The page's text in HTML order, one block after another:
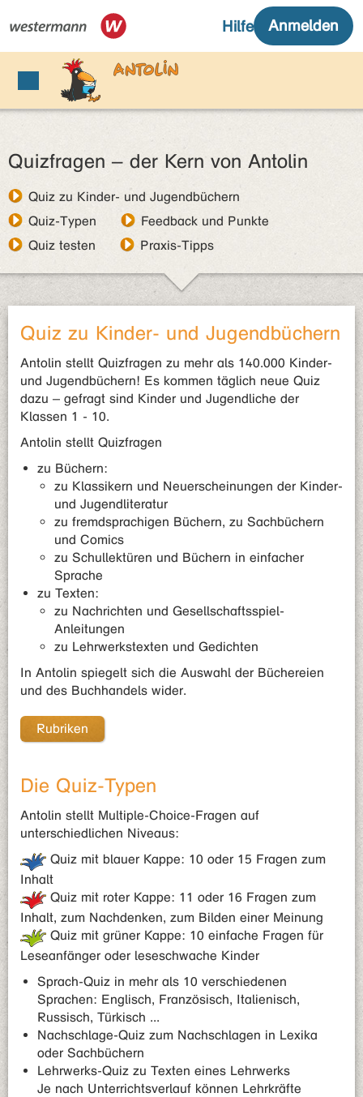
Quizfragen – der Kern von Antolin
Quiz zu Kinder- und Jugendbüchern
Quiz-Typen
Feedback und Punkte
Quiz testen
Praxis-Tipps
Quiz zu Kinder- und Jugendbüchern
Antolin stellt Quizfragen zu mehr als 140.000 Kinder-
und Jugendbüchern! Es kommen täglich neue Quiz
dazu – gefragt sind Kinder und Jugendliche der
Klassen 1 - 10.
Antolin stellt Quizfragen
zu Büchern:
zu Klassikern und Neuerscheinungen der Kinder-
und Jugendliteratur
zu fremdsprachigen Büchern, zu Sachbüchern
und Comics
zu Schullektüren und Büchern in einfacher
Sprache
zu Texten:
zu Nachrichten und Gesellschaftsspiel-
Anleitungen
zu Lehrwerkstexten und Gedichten
In Antolin spiegelt sich die Auswahl der Büchereien
und des Buchhandels wider.
Rubriken
Die Quiz-Typen
Antolin stellt Multiple-Choice-Fragen auf
unterschiedlichen Niveaus:
Quiz mit blauer Kappe: 10 oder 15 Fragen zum
Inhalt
Quiz mit roter Kappe: 11 oder 16 Fragen zum
Inhalt, zum Nachdenken, zum Bilden einer Meinung
Quiz mit grüner Kappe: 10 einfache Fragen für
Leseanfänger oder leseschwache Kinder
Sprach-Quiz in mehr als 10 verschiedenen
Sprachen: Englisch, Französisch, Italienisch,
Russisch, Türkisch ...
Nachschlage-Quiz zum Nachschlagen in Lexika
oder Sachbüchern
Lehrwerks-Quiz zu Texten eines Lehrwerks
Je nach Unterrichtsverlauf können Lehrkräfte